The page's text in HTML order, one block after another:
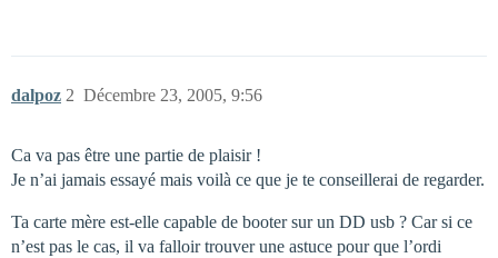
dalpoz Décembre 23, 2005, 9:56
2
Ca va pas être une partie de plaisir !
Je n’ai jamais essayé mais voilà ce que je te conseillerai de regarder.
Ta carte mère est-elle capable de booter sur un DD usb ? Car si ce
n’est pas le cas, il va falloir trouver une astuce pour que l’ordi